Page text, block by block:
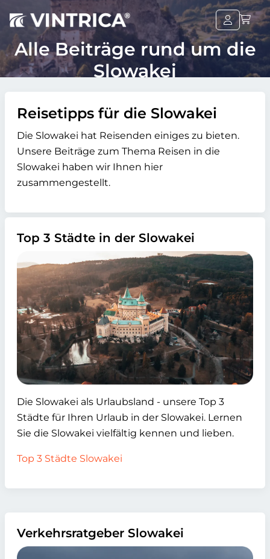
Alle Beiträge rund um die
Slowakei
Reisetipps für die Slowakei
Die Slowakei hat Reisenden einiges zu bieten.
Unsere Beiträge zum Thema Reisen in die
Slowakei haben wir Ihnen hier
zusammengestellt.
Top 3 Städte in der Slowakei
Die Slowakei als Urlaubsland - unsere Top 3
Städte für Ihren Urlaub in der Slowakei. Lernen
Sie die Slowakei vielfältig kennen und lieben.
Top 3 Städte Slowakei
Verkehrsratgeber Slowakei